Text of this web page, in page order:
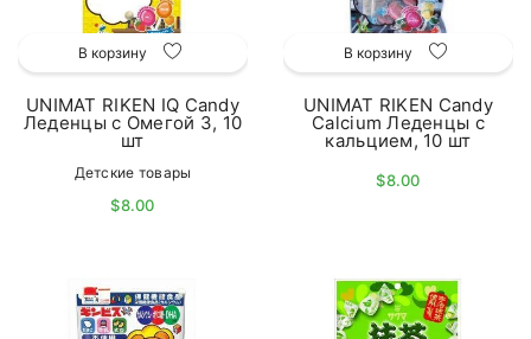
В корзину
UNIMAT RIKEN IQ Candy
Леденцы с Омегой 3, 10
шт
Детские товары
$8.00
В корзину
UNIMAT RIKEN Candy
Calcium Леденцы с
кальцием, 10 шт
$8.00